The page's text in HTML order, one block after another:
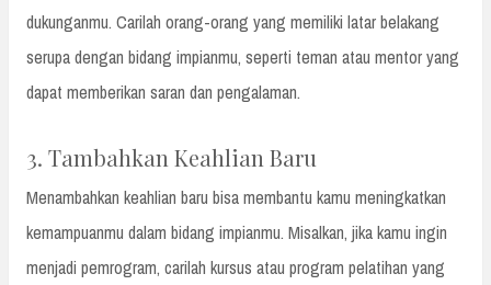
dukunganmu. Carilah orang-orang yang memiliki latar belakang
serupa dengan bidang impianmu, seperti teman atau mentor yang
dapat memberikan saran dan pengalaman.
3. Tambahkan Keahlian Baru
Menambahkan keahlian baru bisa membantu kamu meningkatkan
kemampuanmu dalam bidang impianmu. Misalkan, jika kamu ingin
menjadi pemrogram, carilah kursus atau program pelatihan yang